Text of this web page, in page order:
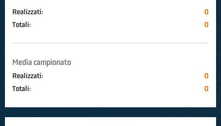
Realizzati:
0
Totali:
0
Media campionato
Realizzati:
0
Totali:
0